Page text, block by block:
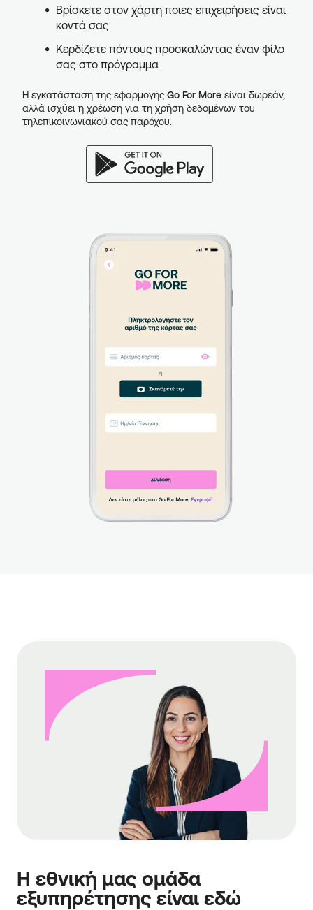
Βρίσκετε στον χάρτη ποιες επιχειρήσεις είναι
κοντά σας
Κερδίζετε πόντους προσκαλώντας έναν φίλο
σας στο πρόγραμμα
Η εγκατάσταση της εφαρμογής Go For More είναι δωρεάν,
αλλά ισχύει η χρέωση για τη χρήση δεδομένων του
τηλεπικοινωνιακού σας παρόχου.
Η εθνική μας ομάδα
εξυπηρέτησης είναι εδώ